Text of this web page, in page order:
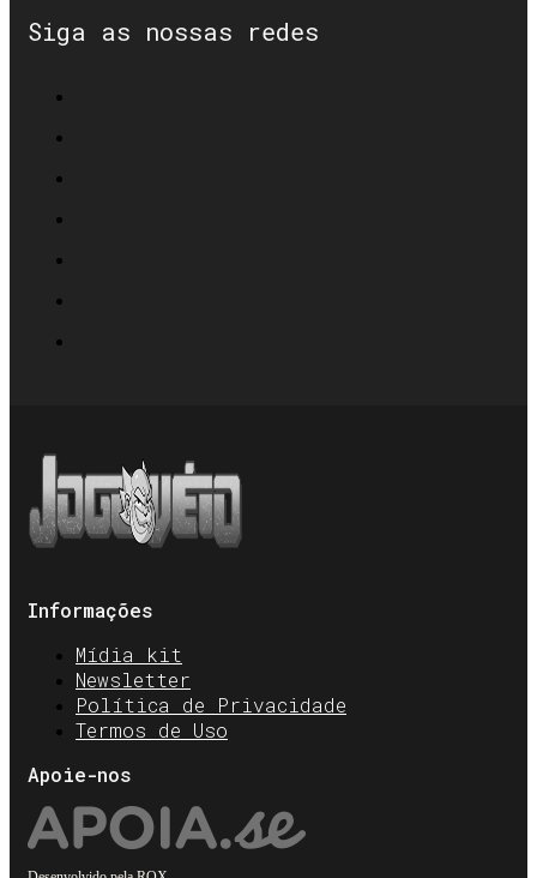
Siga as nossas redes
Informações
Mídia kit
Newsletter
Política de Privacidade
Termos de Uso
Apoie-nos